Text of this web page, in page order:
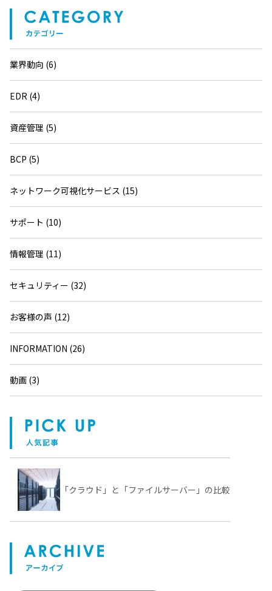
業界動向 (6)
EDR (4)
資産管理 (5)
BCP (5)
ネットワーク可視化サービス (15)
サポート (10)
情報管理 (11)
セキュリティー (32)
お客様の声 (12)
INFORMATION (26)
動画 (3)
「クラウド」と「ファイルサーバー」の比較